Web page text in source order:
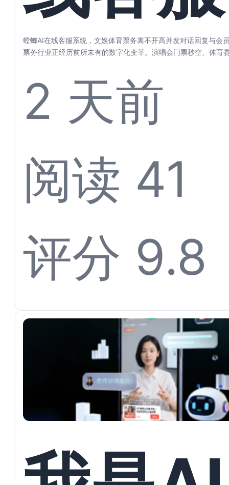
理
统，
体育
离不
并发
回复
螳螂AI在线客服系统，文娱体育票务离不开高并发对话回复与会
票务行业正经历前所未有的数字化变革。演唱会门票秒空、体育
2 天前
阅读 41
评分 9.8